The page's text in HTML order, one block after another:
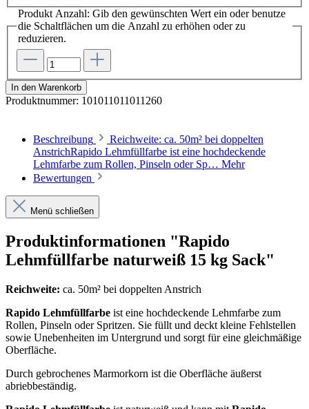
Produkt Anzahl: Gib den gewünschten Wert ein oder benutze
die Schaltflächen um die Anzahl zu erhöhen oder zu
reduzieren.
In den Warenkorb
Produktnummer: 101011011011260
Beschreibung
Reichweite: ca. 50m² bei doppelten
AnstrichRapido Lehmfüllfarbe ist eine hochdeckende
Lehmfarbe zum Rollen, Pinseln oder Sp… Mehr
Bewertungen
Menü schließen
Produktinformationen "Rapido
Lehmfüllfarbe naturweiß 15 kg Sack"
Reichweite: ca. 50m² bei doppelten Anstrich
Rapido Lehmfüllfarbe ist eine hochdeckende Lehmfarbe zum
Rollen, Pinseln oder Spritzen. Sie füllt und deckt kleine Fehlstellen
sowie Unebenheiten im Untergrund und sorgt für eine gleichmäßige
Oberfläche.
Durch gebrochenes Marmorkorn ist die Oberfläche äußerst
abriebbeständig.